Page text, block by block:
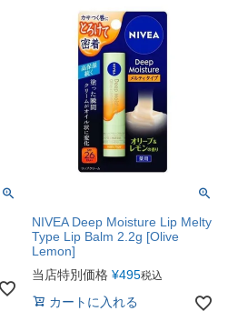
NIVEA Deep Moisture Lip Melty
Type Lip Balm 2.2g [Olive
Lemon]
当店特別価格 ¥495税込
カートに入れる